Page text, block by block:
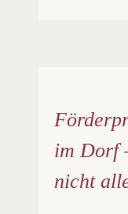
im Dorf
nicht